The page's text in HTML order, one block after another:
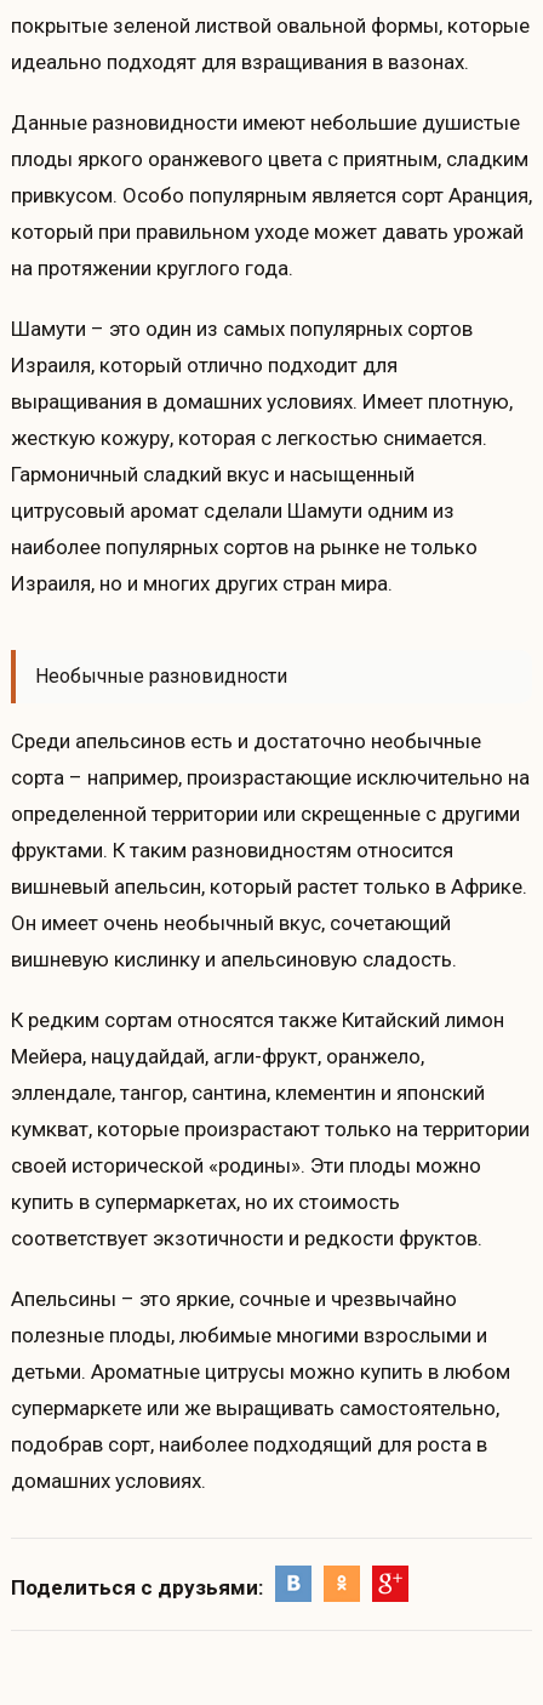
покрытые зеленой листвой овальной формы, которые
идеально подходят для взращивания в вазонах.
Данные разновидности имеют небольшие душистые
плоды яркого оранжевого цвета с приятным, сладким
привкусом. Особо популярным является сорт Аранция,
который при правильном уходе может давать урожай
на протяжении круглого года.
Шамути – это один из самых популярных сортов
Израиля, который отлично подходит для
выращивания в домашних условиях. Имеет плотную,
жесткую кожуру, которая с легкостью снимается.
Гармоничный сладкий вкус и насыщенный
цитрусовый аромат сделали Шамути одним из
наиболее популярных сортов на рынке не только
Израиля, но и многих других стран мира.
Необычные разновидности
Среди апельсинов есть и достаточно необычные
сорта – например, произрастающие исключительно на
определенной территории или скрещенные с другими
фруктами. К таким разновидностям относится
вишневый апельсин, который растет только в Африке.
Он имеет очень необычный вкус, сочетающий
вишневую кислинку и апельсиновую сладость.
К редким сортам относятся также Китайский лимон
Мейера, нацудайдай, агли-фрукт, оранжело,
эллендале, тангор, сантина, клементин и японский
кумкват, которые произрастают только на территории
своей исторической «родины». Эти плоды можно
купить в супермаркетах, но их стоимость
соответствует экзотичности и редкости фруктов.
Апельсины – это яркие, сочные и чрезвычайно
полезные плоды, любимые многими взрослыми и
детьми. Ароматные цитрусы можно купить в любом
супермаркете или же выращивать самостоятельно,
подобрав сорт, наиболее подходящий для роста в
домашних условиях.
Поделиться с друзьями: